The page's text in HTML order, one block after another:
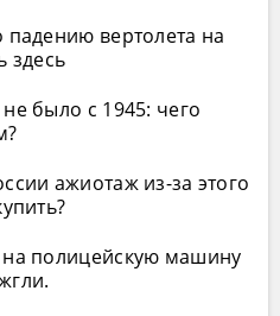
падению вертолета на
здесь
было с 1945: чего
ажиотаж из-за этого
полицейскую машину